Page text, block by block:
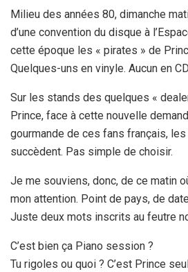
Milieu des années 80, dimanche
d’une convention du disque à
cette époque les « pirates » de
Quelques-uns en vinyle. Aucun en
Sur les stands des quelques «
Prince, face à cette nouvelle
gourmande de ces fans français,
succèdent. Pas simple de choisir.
Je me souviens, donc, de ce matin
mon attention. Point de pays, de
Juste deux mots inscrits au feutre
C’est bien ça Piano session ?
Tu rigoles ou quoi ? C’est Prince